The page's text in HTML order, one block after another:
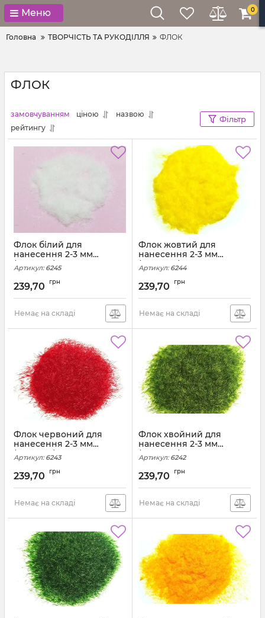
Меню 0
Головна ТВОРЧІСТЬ ТА РУКОДІЛЛЯ ФЛОК
ФЛОК
замовчуванням ціною
назвою
рейтингу
Фільтр
Флок білий для
нанесення 2-3 мм
(200грам)
Артикул: 6245
239,70 грн
Немає на складі
Флок жовтий для
нанесення 2-3 мм
(200грам)
Артикул: 6244
239,70 грн
Немає на складі
Флок червоний для
нанесення 2-3 мм
(200грам)
Артикул: 6243
239,70 грн
Немає на складі
Флок хвойний для
нанесення 2-3 мм
(200грам)
Артикул: 6242
239,70 грн
Немає на складі